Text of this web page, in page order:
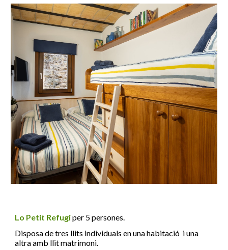
Lo Petit Refugiper 5 persones.
Disposa de tres llits individuals en una habitació i una
altra amb llit matrimoni.